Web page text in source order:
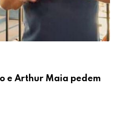
e Arthur Maia pedem